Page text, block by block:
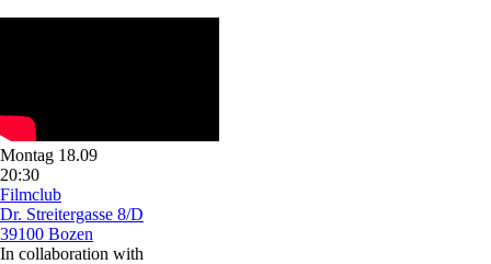
Montag 18.09
20:30
Filmclub
Dr. Streitergasse 8/D
39100 Bozen
In collaboration with